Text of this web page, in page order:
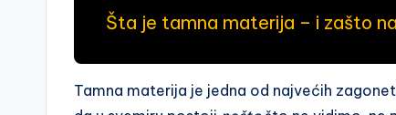
Šta je tamna materija – i zašto
Tamna materija je jedna od najvećih